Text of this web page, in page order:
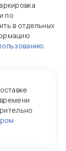
по
в отдельных
.